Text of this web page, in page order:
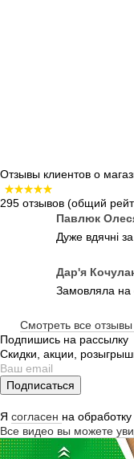
Отзывы клиентов о
295 отзывов (общий
Павлюк
Дуже вдячні
Дар'я
Замовляла на
Смотреть все
Подпишись на рассылку
Скидки, акции,
Подписаться
Я согласен на
Все видео вы можете